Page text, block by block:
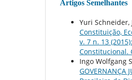
Artigos Semelhantes
Yuri Schneider,
Constituição,
v. 7 n. 13
Constitucional.
Ingo Wolfgang
GOVERNANÇA